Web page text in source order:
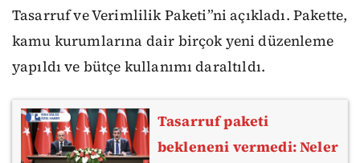
Tasarruf ve Verimlilik Paketi”ni açıkladı. Pakette,
kamu kurumlarına dair birçok yeni düzenleme
yapıldı ve bütçe kullanımı daraltıldı.
Tasarruf paketi
bekleneni vermedi: Neler